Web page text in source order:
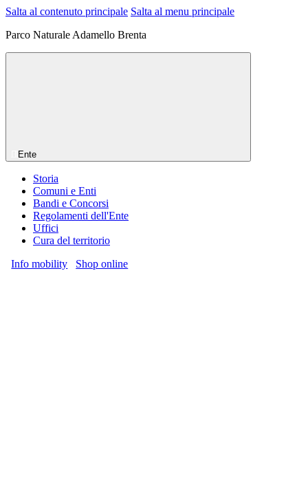
Salta al contenuto principale Salta al menu principale
Parco Naturale Adamello Brenta
Ente
Storia
Comuni e Enti
Bandi e Concorsi
Regolamenti dell'Ente
Uffici
Cura del territorio
Info mobility
Shop online